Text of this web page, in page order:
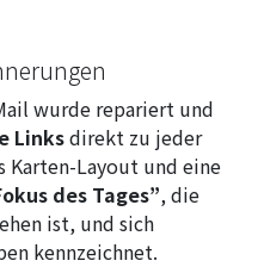
wurde repariert und
Linksdirekt zu jeder
Karten-Layout und eine
des Tages”, die
ist, und sich
kennzeichnet.